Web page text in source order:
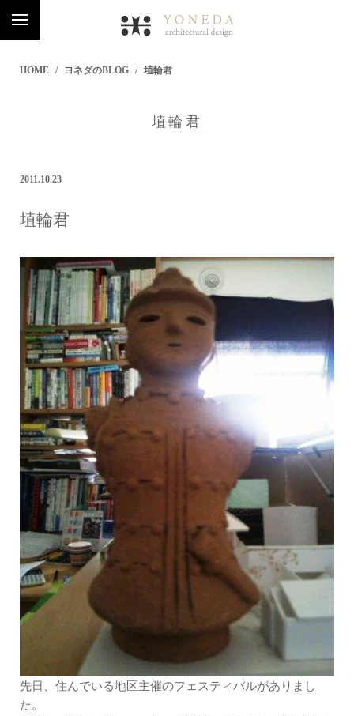
HOME ヨネダのBLOG 埴輪君
埴輪君
2011.10.23
埴輪君
先日、住んでいる地区主催のフェスティバルがありまし
た。